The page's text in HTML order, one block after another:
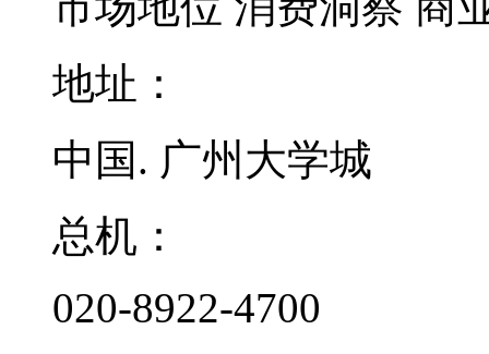
地址：
中国. 广州大学城
总机：
020-8922-4700